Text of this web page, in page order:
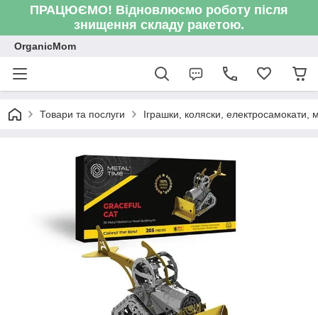
ПРАЦЮЄМО! Відновлюємо роботу після
знищення складу ракетою.
OrganicMom
Товари та послуги Іграшки, коляски,